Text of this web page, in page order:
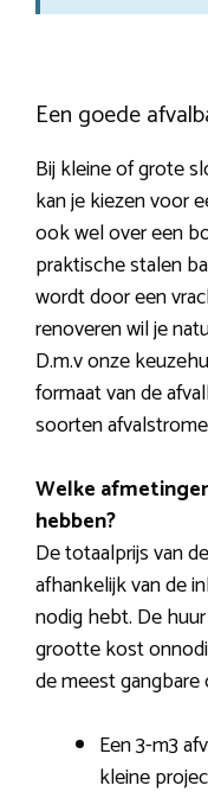
Een goede
Bij kleine of grote
kan je kiezen voor
ook wel over een
praktische stalen
wordt door een
renoveren wil je
D.m.v onze
formaat van de
soorten
Welke
hebben?
De totaalprijs van
afhankelijk van de
nodig hebt. De
grootte kost
de meest gangbare
Een 3-m3
kleine